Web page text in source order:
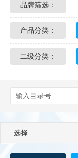
品牌筛选：
产品分类：
二级分类：
选择